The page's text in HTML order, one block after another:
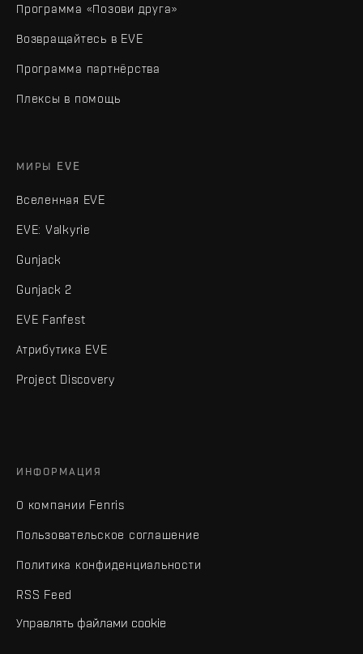
Программа «Позови друга»
Возвращайтесь в EVE
Программа партнёрства
Плексы в помощь
МИРЫ EVE
Вселенная EVE
EVE: Valkyrie
Gunjack
Gunjack 2
EVE Fanfest
Атрибутика EVE
Project Discovery
ИНФОРМАЦИЯ
О компании Fenris
Пользовательское соглашение
Политика конфиденциальности
RSS Feed
Управлять файлами cookie